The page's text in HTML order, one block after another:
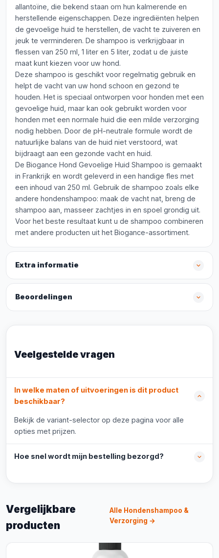
allantoïne, die bekend staan om hun kalmerende en
herstellende eigenschappen. Deze ingrediënten helpen
de gevoelige huid te herstellen, de vacht te zuiveren en
jeuk te verminderen. De shampoo is verkrijgbaar in
flessen van 250 ml, 1 liter en 5 liter, zodat u de juiste
maat kunt kiezen voor uw hond.
Deze shampoo is geschikt voor regelmatig gebruik en
helpt de vacht van uw hond schoon en gezond te
houden. Het is speciaal ontworpen voor honden met een
gevoelige huid, maar kan ook gebruikt worden voor
honden met een normale huid die een milde verzorging
nodig hebben. Door de pH-neutrale formule wordt de
natuurlijke balans van de huid niet verstoord, wat
bijdraagt aan een gezonde vacht en huid.
De Biogance Hond Gevoelige Huid Shampoo is gemaakt
in Frankrijk en wordt geleverd in een handige fles met
een inhoud van 250 ml. Gebruik de shampoo zoals elke
andere hondenshampoo: maak de vacht nat, breng de
shampoo aan, masseer zachtjes in en spoel grondig uit.
Voor het beste resultaat kunt u de shampoo combineren
met andere producten uit het Biogance-assortiment.
Extra informatie
Beoordelingen
Veelgestelde vragen
In welke maten of uitvoeringen is dit product
beschikbaar?
Bekijk de variant-selector op deze pagina voor alle
opties met prijzen.
Hoe snel wordt mijn bestelling bezorgd?
Vergelijkbare
producten
Alle Hondenshampoo &
Verzorging →